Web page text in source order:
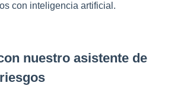
con inteligencia artificial.
nuestro asistente de